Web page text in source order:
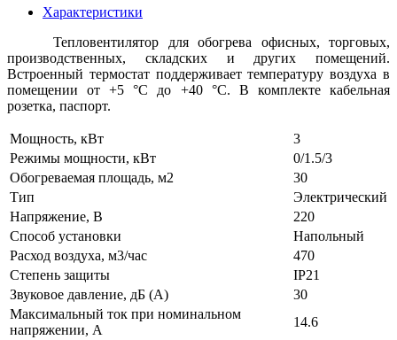
Характеристики
Тепловентилятор для обогрева офисных, торговых,
производственных, складских и других помещений.
Встроенный термостат поддерживает температуру воздуха в
помещении от +5 °С до +40 °С. В комплекте кабельная
розетка, паспорт.
Мощность, кВт
3
Режимы мощности, кВт
0/1.5/3
Обогреваемая площадь, м2
30
Тип
Электрический
Напряжение, В
220
Способ установки
Напольный
Расход воздуха, м3/час
470
Степень защиты
IP21
Звуковое давление, дБ (А)
30
Максимальный ток при номинальном
напряжении, А
14.6